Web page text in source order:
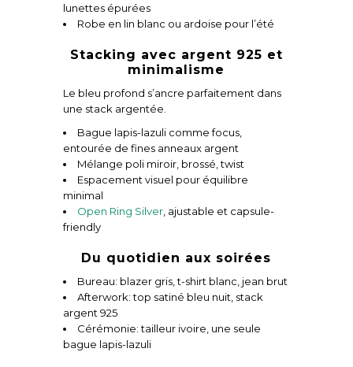
lunettes épurées
Robe en lin blanc ou ardoise pour l’été
Stacking avec argent 925 et
minimalisme
Le bleu profond s’ancre parfaitement dans
une stack argentée.
Bague lapis-lazuli comme focus,
entourée de fines anneaux argent
Mélange poli miroir, brossé, twist
Espacement visuel pour équilibre
minimal
Open Ring Silver , ajustable et capsule-
friendly
Du quotidien aux soirées
Bureau: blazer gris, t-shirt blanc, jean brut
Afterwork: top satiné bleu nuit, stack
argent 925
Cérémonie: tailleur ivoire, une seule
bague lapis-lazuli